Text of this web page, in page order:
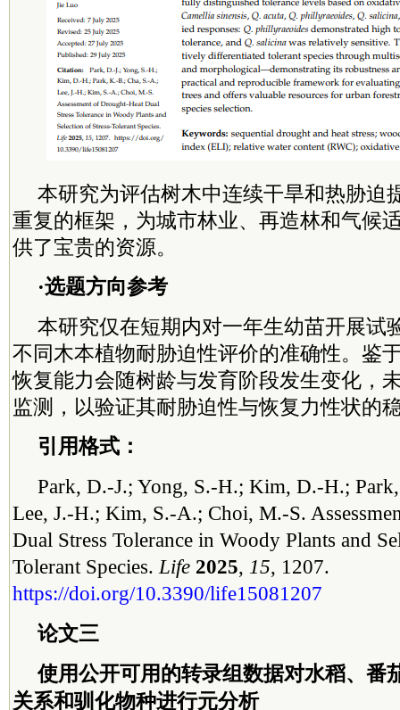
本研究为评估树木中连续干旱和热胁迫
重复的框架，为城市林业、再造林和气候
供了宝贵的资源。
·选题方向参考
本研究仅在短期内对一年生幼苗开展试
不同木本植物耐胁迫性评价的准确性。鉴
恢复能力会随树龄与发育阶段发生变化，
监测，以验证其耐胁迫性与恢复力性状的
引用格式：
Park, D.-J.; Yong, S.-H.; Kim, D.-H.;
Lee, J.-H.; Kim, S.-A.; Choi, M.-S.
Dual Stress Tolerance in Woody Plants and
Tolerant Species. Life 2025, 15, 1207.
https://doi.org/10.3390/life15081207
论文三
使用公开可用的转录组数据对水稻、番
关系和驯化物种进行元分析